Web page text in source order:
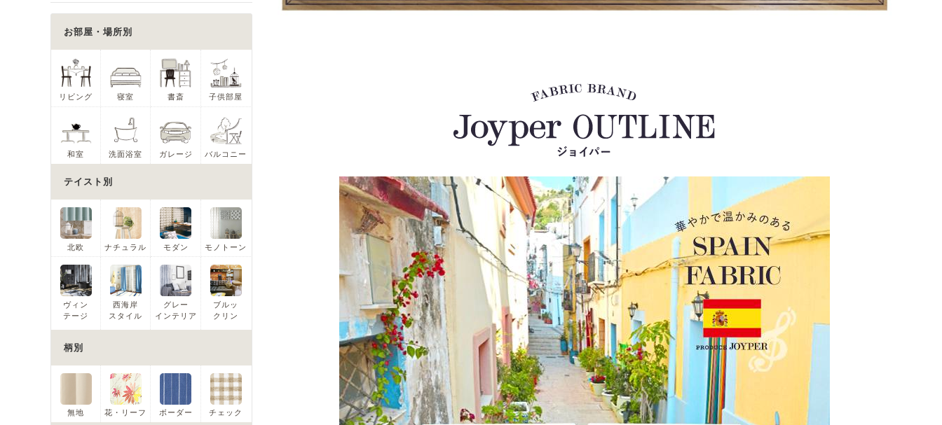
お部屋・場所別
リビング 寝室 書斎 子供部屋
和室 洗面浴室 ガレージ バルコニー
テイスト別
北欧 ナチュラル モダン モノトーン
ヴィン
テージ
西海岸
スタイル
グレー
インテリア
ブルッ
クリン
柄別
無地 花・リーフ ボーダー チェック